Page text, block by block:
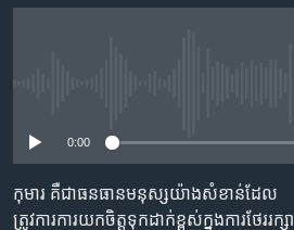
ព័ត៌មាន​​
ទៅ​
ទំព័រ​
រចនា
វិទ្យុ / ផតខាសថ៍
កម្មវិធីទាំងអស់
0:00
កុមារ គឺជា​ធនធាន​មនុស្ស​យ៉ាង​សំខាន់​ដែល​
ត្រូវ​ការ​ការ​យក​ចិត្ត​ទុក​ដាក់​ខ្ពស់​ក្នុង​ការ​ថែររក្សា